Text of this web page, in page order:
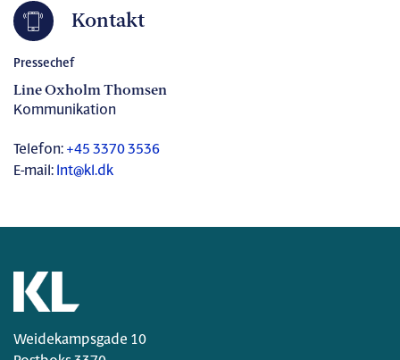
Kontakt
Pressechef
Line Oxholm Thomsen
Kommunikation
Telefon: +45 3370 3536
E-mail: lnt@kl.dk
Weidekampsgade 10